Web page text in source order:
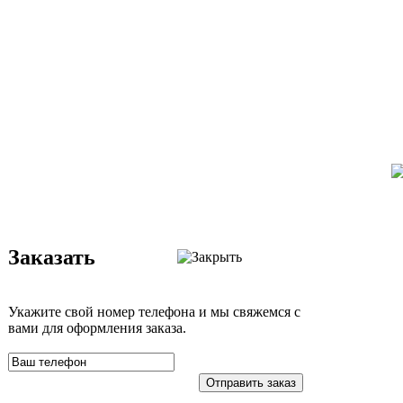
Заказать
Укажите свой номер телефона и мы свяжемся с
вами для оформления заказа.
Отправить заказ